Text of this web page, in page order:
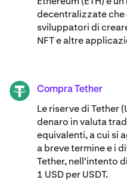
decentralizzate che
sviluppatori di
NFT e altre
USDT Compra Tether
Le riserve di Tether
denaro in valuta
equivalenti, a cui si
a breve termine e i
Tether, nell'intento
1 USD per USDT.